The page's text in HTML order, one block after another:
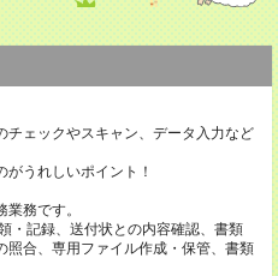
チェックやスキャン、データ入力など
うれしいポイント！
務です。
・記録、送付状との内容確認、書類
照合、専用ファイル作成・保管、書類